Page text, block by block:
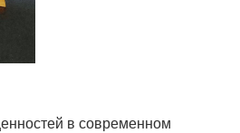
в современном